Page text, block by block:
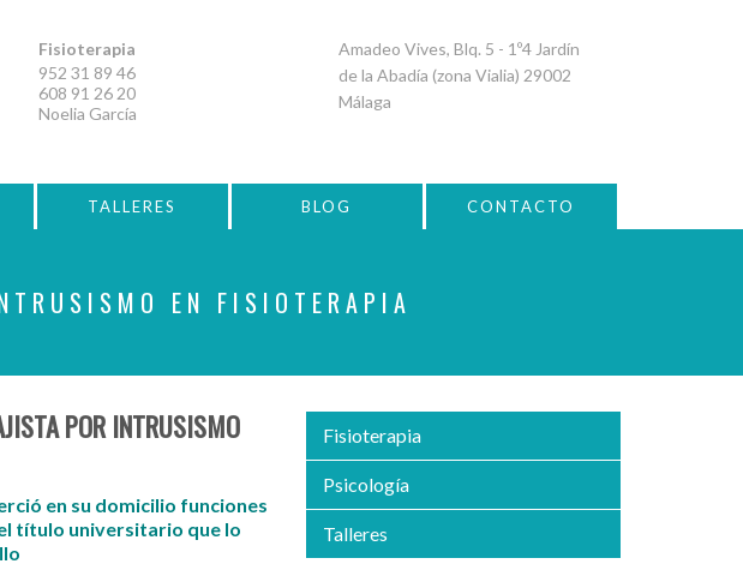
Fisioterapia
952 31 89 46
608 91 26 20
Noelia García
Amadeo Vives, Blq. 5 - 1º4 Jardín
de la Abadía (zona Vialia) 29002
Málaga
TALLERES BLOG CONTACTO
EN FISIOTERAPIA
POR INTRUSISMO
en su domicilio funciones
título universitario que lo
Fisioterapia
Psicología
Talleres